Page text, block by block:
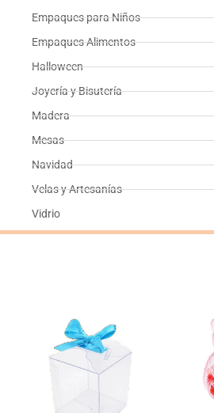
Empaques para Niños
Empaques Alimentos
Halloween
Joyería y Bisutería
Madera
Mesas
Navidad
Velas y Artesanías
Vidrio